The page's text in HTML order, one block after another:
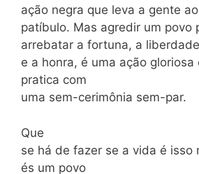
ação negra que leva a gente
patíbulo. Mas agredir um povo
arrebatar a fortuna, a liberdade
e a honra, é uma ação gloriosa
pratica com
uma sem-cerimônia sem-par.
Que
se há de fazer se a vida é isso
és um povo